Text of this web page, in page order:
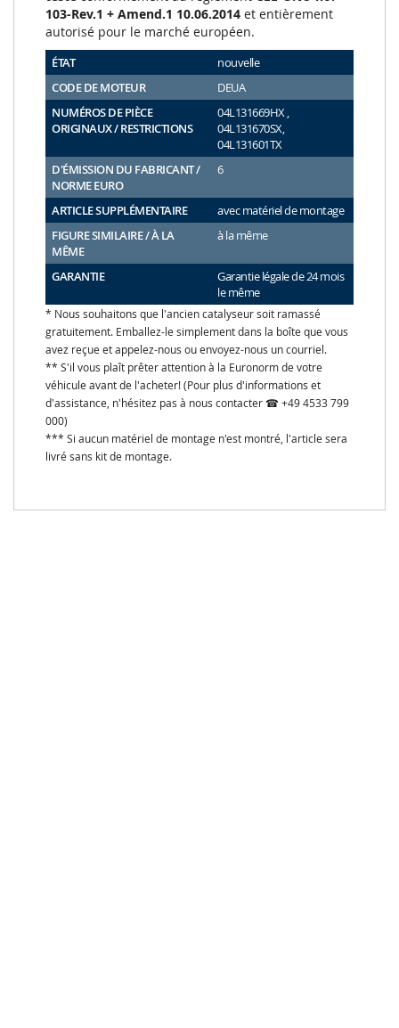
103-Rev.1 + Amend.1 10.06.2014 et entièrement
autorisé pour le marché européen.
ÉTAT
nouvelle
CODE DE MOTEUR
DEUA
NUMÉROS DE PIÈCE
ORIGINAUX / RESTRICTIONS
04L131669HX ,
04L131670SX,
04L131601TX
D'ÉMISSION DU FABRICANT /
NORME EURO
6
ARTICLE SUPPLÉMENTAIRE
avec matériel de montage
FIGURE SIMILAIRE / À LA
MÊME
à la même
GARANTIE
Garantie légale de 24 mois
le même
* Nous souhaitons que l'ancien catalyseur soit ramassé
gratuitement. Emballez-le simplement dans la boîte que vous
avez reçue et appelez-nous ou envoyez-nous un courriel.
** S'il vous plaît prêter attention à la Euronorm de votre
véhicule avant de l'acheter! (Pour plus d'informations et
d'assistance, n'hésitez pas à nous contacter ☎ +49 4533 799
000)
*** Si aucun matériel de montage n'est montré, l'article sera
livré sans kit de montage.